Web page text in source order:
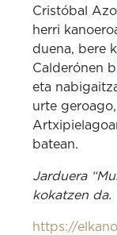
Cristóbal
herri
duena, bere
Calderónen
eta
urte
batean.
Jarduera
kokatzen da.
https://